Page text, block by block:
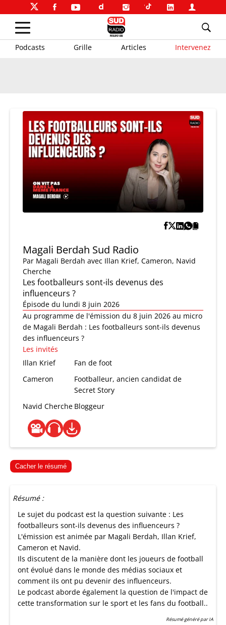
Podcasts Grille Articles Intervenez
Magali Berdah Sud Radio
Par Magali Berdah avec Illan Krief, Cameron, Navid
Cherche
Les footballeurs sont-ils devenus des
influenceurs ?
Épisode du lundi 8 juin 2026
Au programme de l'émission du 8 juin 2026 au micro
de Magali Berdah : Les footballeurs sont-ils devenus
des influenceurs ?
Les invités
Illan Krief
Fan de foot
Cameron
Footballeur, ancien candidat de
Secret Story
Navid Cherche Bloggeur
Cacher le résumé
Résumé :
Le sujet du podcast est la question suivante : Les
footballeurs sont-ils devenus des influenceurs ?
L'émission est animée par Magali Berdah, Illan Krief,
Cameron et Navid.
Ils discutent de la manière dont les joueurs de football
ont évolué dans le monde des médias sociaux et
comment ils ont pu devenir des influenceurs.
Le podcast aborde également la question de l'impact de
cette transformation sur le sport et les fans du football..
Résumé généré par IA